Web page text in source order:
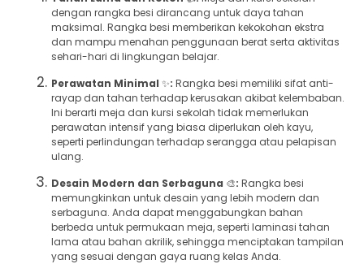
dengan rangka besi dirancang untuk daya tahan
maksimal. Rangka besi memberikan kekokohan ekstra
dan mampu menahan penggunaan berat serta aktivitas
sehari-hari di lingkungan belajar.
Perawatan Minimal ✨: Rangka besi memiliki sifat anti-
rayap dan tahan terhadap kerusakan akibat kelembaban.
Ini berarti meja dan kursi sekolah tidak memerlukan
perawatan intensif yang biasa diperlukan oleh kayu,
seperti perlindungan terhadap serangga atau pelapisan
ulang.
Desain Modern dan Serbaguna 🎨: Rangka besi
memungkinkan untuk desain yang lebih modern dan
serbaguna. Anda dapat menggabungkan bahan
berbeda untuk permukaan meja, seperti laminasi tahan
lama atau bahan akrilik, sehingga menciptakan tampilan
yang sesuai dengan gaya ruang kelas Anda.